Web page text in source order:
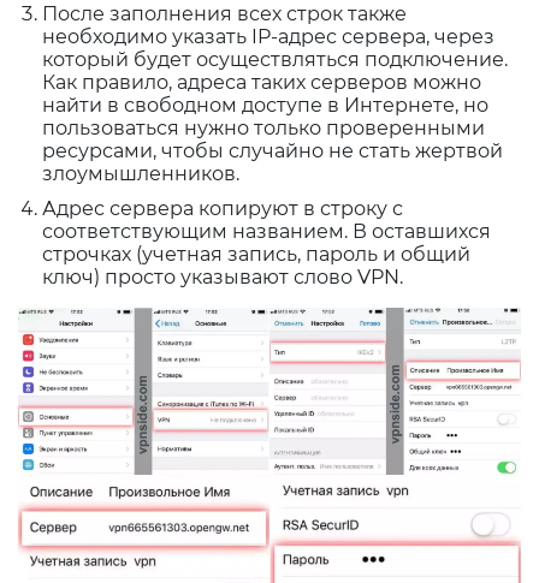
После заполнения всех строк также
необходимо указать IP-адрес сервера, через
который будет осуществляться подключение.
Как правило, адреса таких серверов можно
найти в свободном доступе в Интернете, но
пользоваться нужно только проверенными
ресурсами, чтобы случайно не стать жертвой
злоумышленников.
Адрес сервера копируют в строку с
соответствующим названием. В оставшихся
строчках (учетная запись, пароль и общий
ключ) просто указывают слово VPN.